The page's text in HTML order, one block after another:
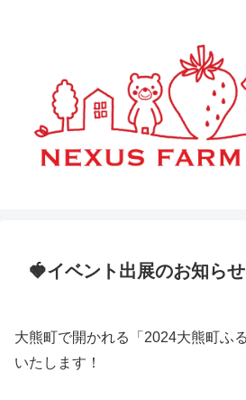
🍓イベント出展のお知らせ
大熊町で開かれる「2024大熊町ふ
いたします！